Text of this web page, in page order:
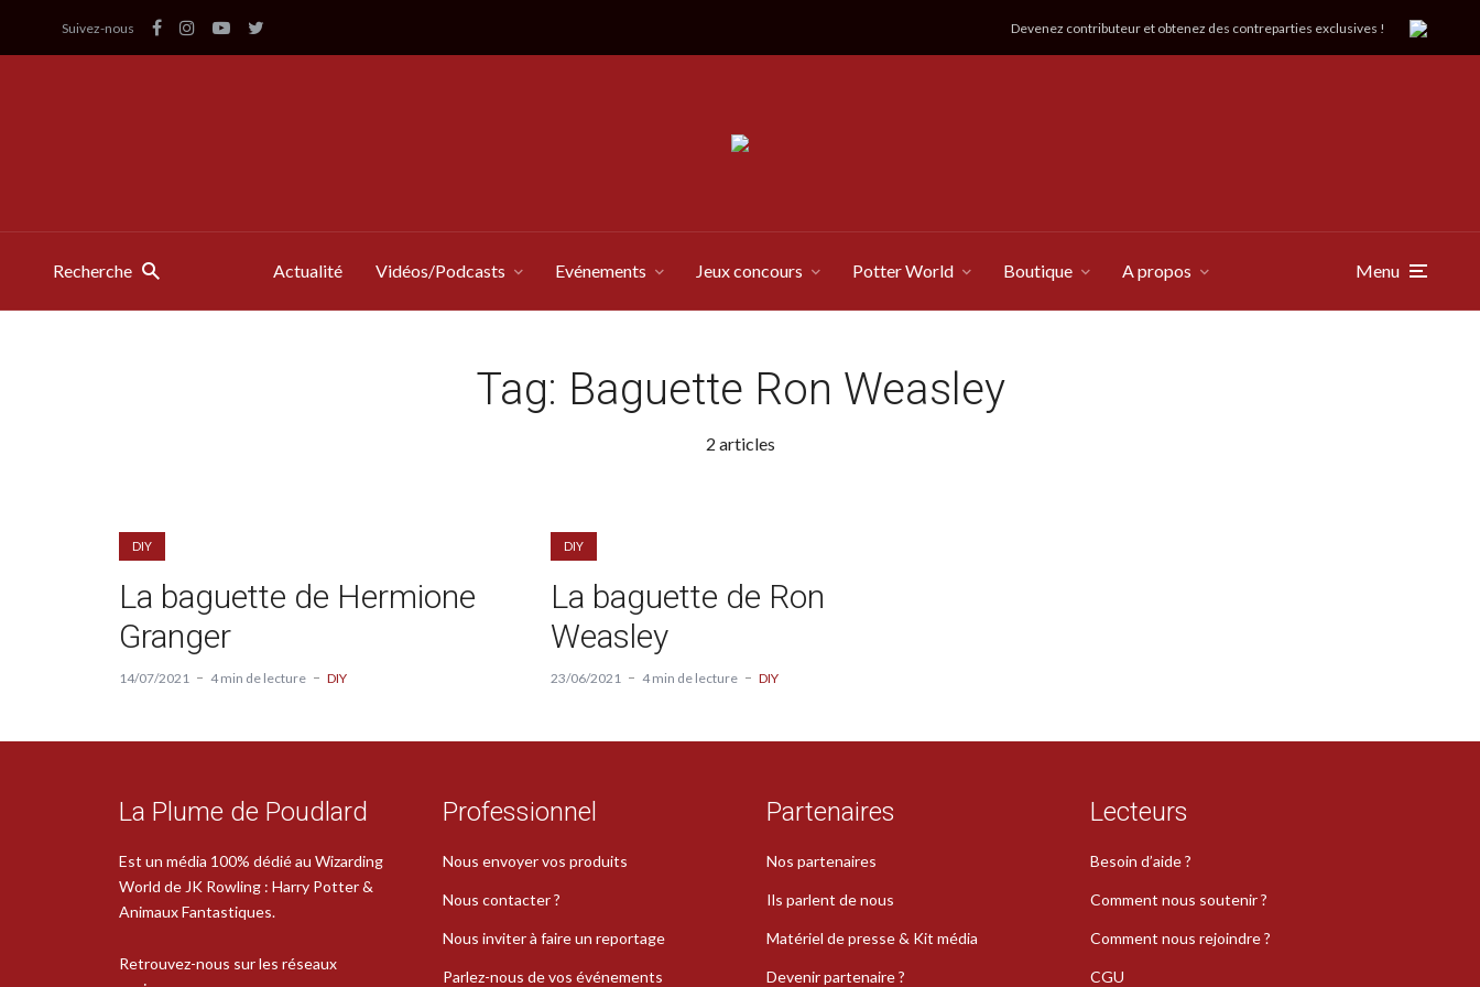
Suivez-nous Devenez contributeur et obtenez des contreparties exclusives !
Recherche Actualité Vidéos/Podcasts Evénements Jeux concours Potter World Boutique A propos Menu
Tag: Baguette Ron Weasley
2 articles
DIY
La baguette de Hermione
Granger
14/07/2021 4 min de lecture DIY
DIY
La baguette de Ron
Weasley
23/06/2021 4 min de lecture DIY
La Plume de Poudlard
Est un média 100% dédié au Wizarding
World de JK Rowling : Harry Potter &
Animaux Fantastiques.
Retrouvez-nous sur les réseaux
Professionnel
Nous envoyer vos produits
Nous contacter ?
Nous inviter à faire un reportage
Parlez-nous de vos événements
Partenaires
Nos partenaires
Ils parlent de nous
Matériel de presse & Kit média
Devenir partenaire ?
Lecteurs
Besoin d’aide ?
Comment nous soutenir ?
Comment nous rejoindre ?
CGU